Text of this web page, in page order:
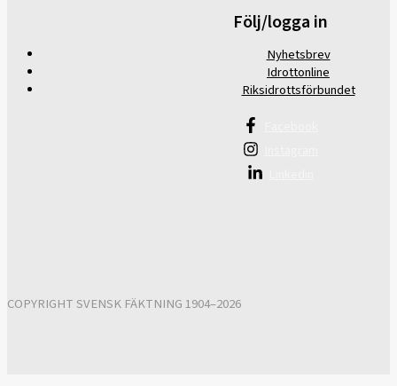
Följ/logga in
Nyhetsbrev
Idrottonline
Riksidrottsförbundet
COPYRIGHT SVENSK FÄKTNING 1904–2026